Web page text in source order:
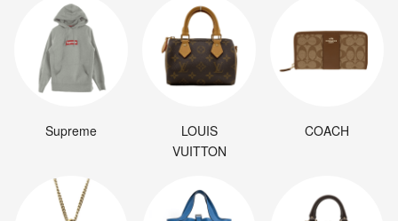
Supreme
LOUIS
VUITTON
COACH